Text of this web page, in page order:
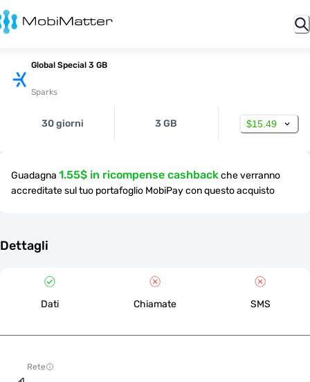
Global Special 3 GB
Sparks
30 giorni 3 GB $15.49
Guadagna 1.55$ in ricompense cashbackche verranno
accreditate sul tuo portafoglio MobiPay con questo acquisto
Dettagli
Dati Chiamate SMS
Rete